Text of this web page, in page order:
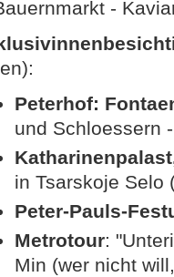
:
Peterhof:
und Schloessern
in Tsarskoje Selo
Peter-Pauls-
Metrotour:
Min (wer nicht